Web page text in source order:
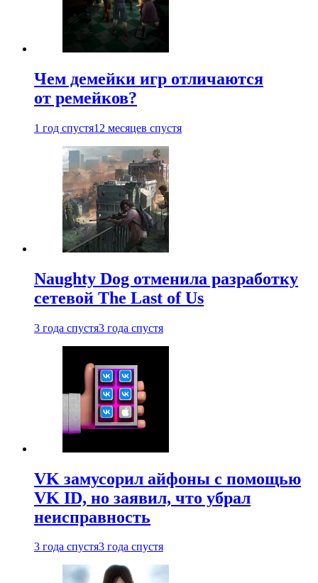
Чем демейки игр отличаются
от ремейков?
1 год спустя12 месяцев спустя
Naughty Dog отменила разработку
сетевой The Last of Us
3 года спустя3 года спустя
VK замусорил айфоны с помощью
VK ID, но заявил, что убрал
неисправность
3 года спустя3 года спустя